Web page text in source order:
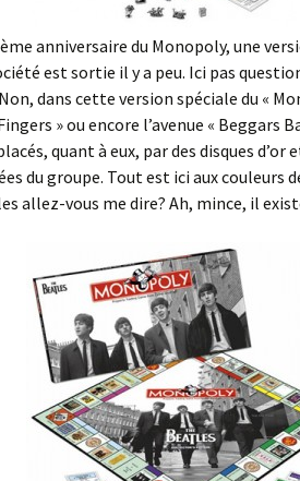
anniversaire du Monopoly, une
est sortie il y a peu. Ici pas
dans cette version spéciale du «
» ou encore l’avenue « Beggars
quant à eux, par des disques
du groupe. Tout est ici aux couleurs
allez-vous me dire? Ah, mince, il